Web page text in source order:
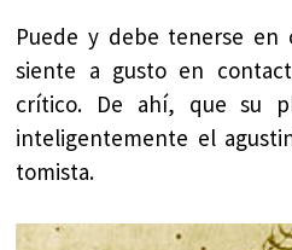
Puede y debe tenerse en
siente a gusto en
crítico. De ahí, que su
inteligentemente el
tomista.